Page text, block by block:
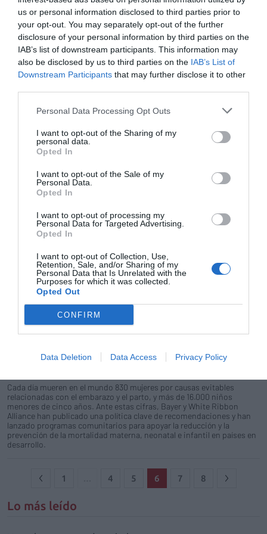
us or personal information disclosed to third parties prior to
your opt-out. You may separately opt-out of the further
disclosure of your personal information by third parties on the
IAB’s list of downstream participants. This information may
also be disclosed by us to third parties on the IAB’s List of
Downstream Participants that may further disclose it to other
Personal Data Processing Opt Outs
I want to opt-out of the Sharing of my
personal data.
Opted In
I want to opt-out of the Sale of my
Personal Data.
Opted In
I want to opt-out of processing my
Personal Data for Targeted Advertising.
Opted In
I want to opt-out of Collection, Use,
Retention, Sale, and/or Sharing of my
Personal Data that Is Unrelated with the
Purposes for which it was collected.
Opted Out
CONFIRM
Data Deletion Data Access Privacy Policy
prescripción electrónica
Noticias y novedades
Redacción
19/07/2018
La Sociedad Española de Médicos Generales
y de Familia (SEMG) y la Asociación para el
Autocuidado de la Salud (anefp) han
empezado a dar los primeros pasos en
ha acogido su primera reunión, en la que han
participado el Dr. Antonio Fernandez-Pro,
general de anefp, entre otros responsables
SEMG y anefp promoverán la
formación de médicos de familia en
Noticias y novedades
Redacción
17/01/2018
Autocuidado de la Salud (anefp) han firmado
un acuerdo de colaboración, que tiene como
objetivo el desarrollo de acciones
encaminadas a potenciar la formación de los
autocuidado de la salud.
Bayer y White Ribbon Alliance lanzan un programa para
recién nacidos y niños
Cada día mueren en el mundo 830 mujeres por causas evitables
relacionadas con el embarazo y el parto, y más de 16.000 niños
menores de cinco años. Ante estas cifras, Bayer y White Ribbon
Alliance han publicado una política clave de recomendaciones y han
lanzado programas comunitarios para apoyar la reducción y la
prevención de la mortalidad materna, neonatal e infantil en países en
desarrollo.
1 4 5 6 7 8
Lo más leído